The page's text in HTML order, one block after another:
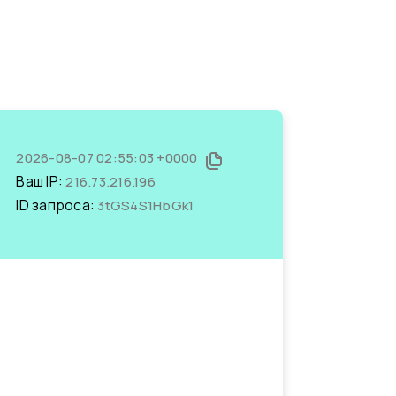
2026-08-07 02:55:03 +0000
Ваш IP:216.73.216.196
ID запроса: 3tGS4S1HbGk1